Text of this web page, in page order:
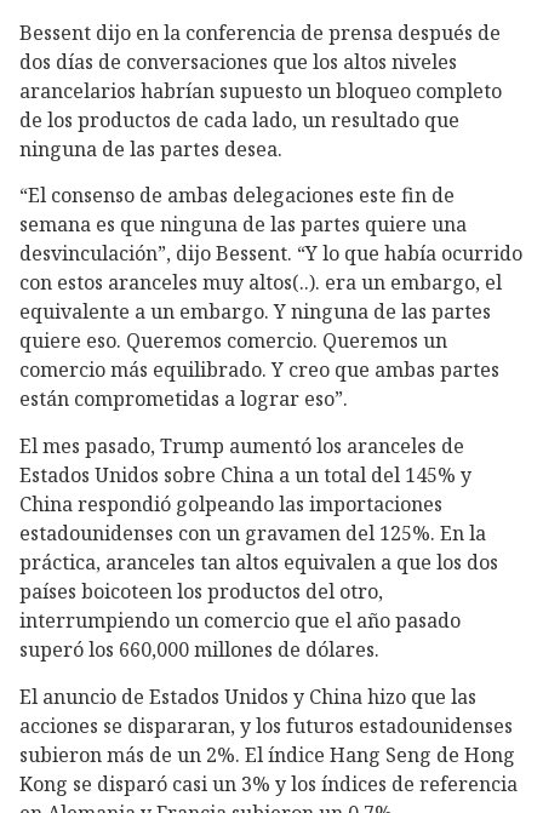
Bessent dijo en la conferencia de prensa después de
dos días de conversaciones que los altos niveles
arancelarios habrían supuesto un bloqueo completo
de los productos de cada lado, un resultado que
ninguna de las partes desea.
“El consenso de ambas delegaciones este fin de
semana es que ninguna de las partes quiere una
desvinculación”, dijo Bessent. “Y lo que había ocurrido
con estos aranceles muy altos(..). era un embargo, el
equivalente a un embargo. Y ninguna de las partes
quiere eso. Queremos comercio. Queremos un
comercio más equilibrado. Y creo que ambas partes
están comprometidas a lograr eso”.
El mes pasado, Trump aumentó los aranceles de
Estados Unidos sobre China a un total del 145% y
China respondió golpeando las importaciones
estadounidenses con un gravamen del 125%. En la
práctica, aranceles tan altos equivalen a que los dos
países boicoteen los productos del otro,
interrumpiendo un comercio que el año pasado
superó los 660,000 millones de dólares.
El anuncio de Estados Unidos y China hizo que las
acciones se dispararan, y los futuros estadounidenses
subieron más de un 2%. El índice Hang Seng de Hong
Kong se disparó casi un 3% y los índices de referencia